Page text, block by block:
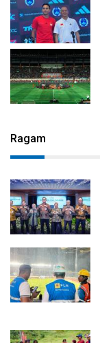
Ragam